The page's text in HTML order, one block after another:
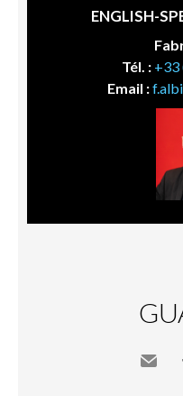
ENGLISH-
Tél. : +33
Email :